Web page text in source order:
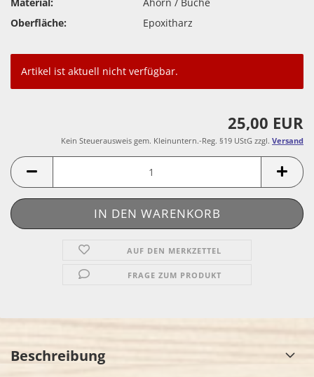
Oberfläche:
Epoxitharz
Artikel ist aktuell nicht verfügbar.
25,00 EUR
Kein Steuerausweis gem. Kleinuntern.-Reg. §19 UStG zzgl. Versand
AUF DEN MERKZETTEL
FRAGE ZUM PRODUKT
Beschreibung